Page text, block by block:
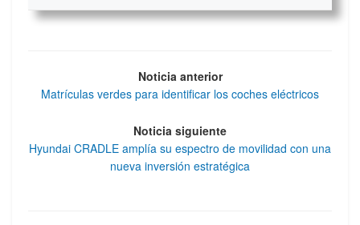
Noticia anterior
Matrículas verdes para identificar los coches eléctricos
Noticia siguiente
Hyundai CRADLE amplía su espectro de movilidad con una
nueva inversión estratégica